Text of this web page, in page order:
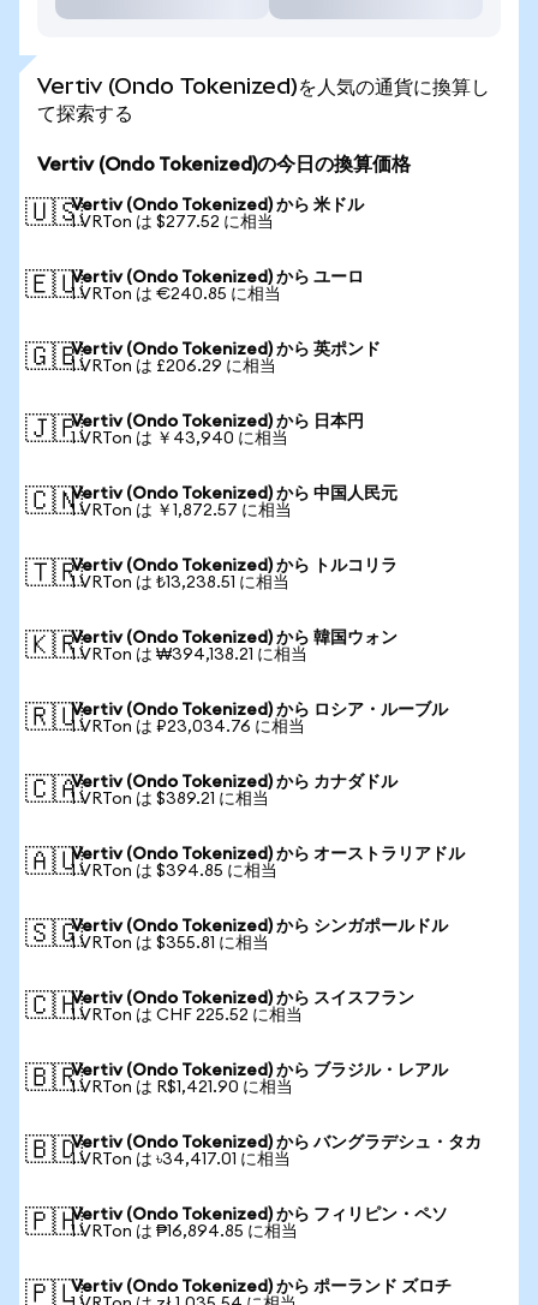
Vertiv (Ondo Tokenized)を人気の通貨に換算し
て探索する
Vertiv (Ondo Tokenized)の今日の換算価格
🇺🇸Vertiv (Ondo Tokenized) から 米ドル
1 VRTon は $277.52 に相当
🇪🇺Vertiv (Ondo Tokenized) から ユーロ
1 VRTon は €240.85 に相当
🇬🇧Vertiv (Ondo Tokenized) から 英ポンド
1 VRTon は £206.29 に相当
🇯🇵Vertiv (Ondo Tokenized) から 日本円
1 VRTon は ￥43,940 に相当
🇨🇳Vertiv (Ondo Tokenized) から 中国人民元
1 VRTon は ￥1,872.57 に相当
🇹🇷Vertiv (Ondo Tokenized) から トルコリラ
1 VRTon は ₺13,238.51 に相当
🇰🇷Vertiv (Ondo Tokenized) から 韓国ウォン
1 VRTon は ₩394,138.21 に相当
🇷🇺Vertiv (Ondo Tokenized) から ロシア・ルーブル
1 VRTon は ₽23,034.76 に相当
🇨🇦Vertiv (Ondo Tokenized) から カナダドル
1 VRTon は $389.21 に相当
🇦🇺Vertiv (Ondo Tokenized) から オーストラリアドル
1 VRTon は $394.85 に相当
🇸🇬Vertiv (Ondo Tokenized) から シンガポールドル
1 VRTon は $355.81 に相当
🇨🇭Vertiv (Ondo Tokenized) から スイスフラン
1 VRTon は CHF 225.52 に相当
🇧🇷Vertiv (Ondo Tokenized) から ブラジル・レアル
1 VRTon は R$1,421.90 に相当
🇧🇩Vertiv (Ondo Tokenized) から バングラデシュ・タカ
1 VRTon は ৳34,417.01 に相当
🇵🇭Vertiv (Ondo Tokenized) から フィリピン・ペソ
1 VRTon は ₱16,894.85 に相当
🇵🇱Vertiv (Ondo Tokenized) から ポーランド ズロチ